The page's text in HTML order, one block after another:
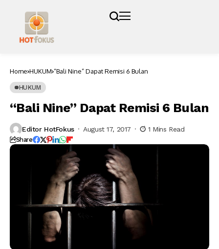
Home HUKUM “Bali Nine” Dapat Remisi 6 Bulan
HUKUM
“Bali Nine” Dapat Remisi 6 Bulan
Editor HotFokus August 17, 2017 1 Mins Read
Share